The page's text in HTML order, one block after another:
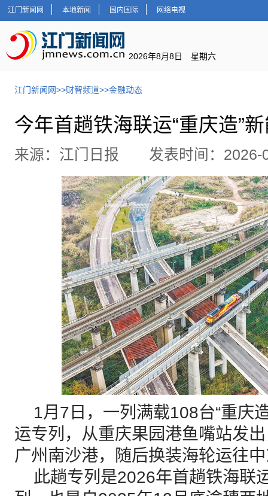
江门新闻网 本地新闻 国内国际 网络电视
2026年8月8日 星期六
江门新闻网>>财智频道>>金融动态
今年首趟铁海联运“重庆造”
来源：江门日报 发表时间：
1月7日，一列满载108台“重庆
运专列，从重庆果园港鱼嘴站发
广州南沙港，随后换装海轮运往
此趟专列是2026年首趟铁海联